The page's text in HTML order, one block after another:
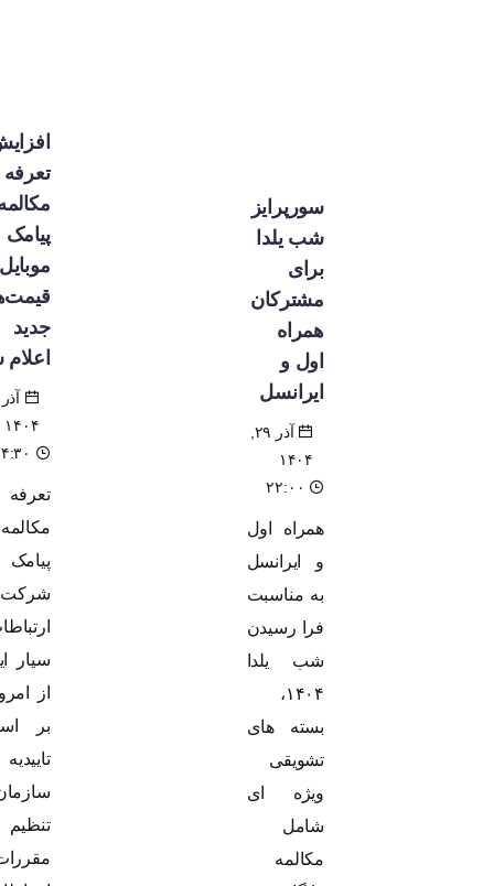
سورپرایز
شب یلدا
برای
مشترکان
همراه
اول و
ایرانسل
آذر ۲۹,
۱۴۰۴
همراه اول
و ایرانسل
به مناسبت
فرا رسیدن
شب یلدا
۱۴۰۴،
بسته های
تشویقی
ویژه ای
شامل
مکالمه
افزایش
تعرفه
مکالمه و
پیامک
موبایل؛
قیمت‌های
جدید
اعلام شد
آذر ۲۴,
۱۴۰۴
تعرفه
مکالمه و
پیامک
شرکت
ارتباطات
سیار ایران
از امروز و
بر اساس
تاییدیه
سازمان
تنظیم
مقررات و